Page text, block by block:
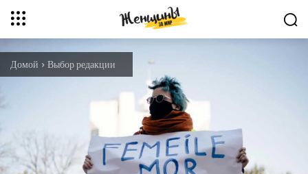
Домой Выбор редакции